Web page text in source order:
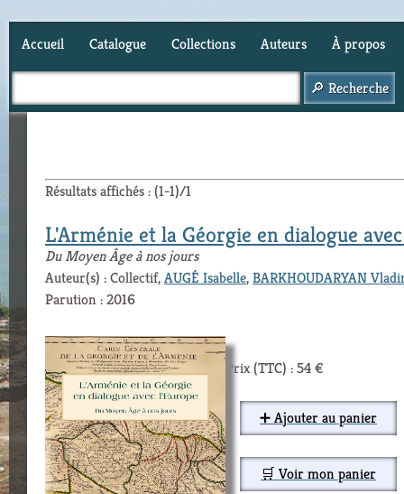
Accueil Catalogue Collections Auteurs À propos
Résultats affichés : (1-1)/1
L'Arménie et la Géorgie en dialogue
Du Moyen Âge à nos jours
Auteur(s) : Collectif,AUGÉ Isabelle,BARKHOUDARYAN
Parution : 2016
Prix (TTC) : 54 €
➕ Ajouter au panier
🛒 Voir mon panier